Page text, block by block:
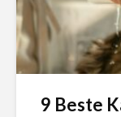
9 Beste